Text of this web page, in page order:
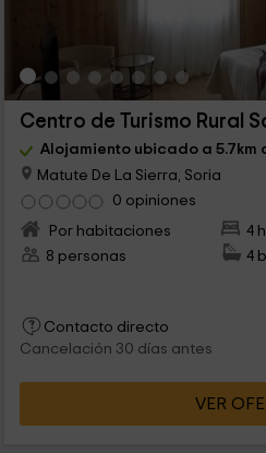
Centro de Turismo Rural
Alojamiento ubicado a 5.7km
Matute De La Sierra, Soria
0 opiniones
Por habitaciones
4
8 personas
4
Contacto directo
Cancelación 30 días antes
VER